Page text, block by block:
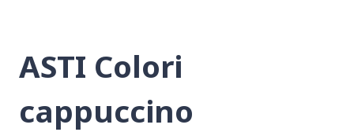
ASTI Colori
cappuccino